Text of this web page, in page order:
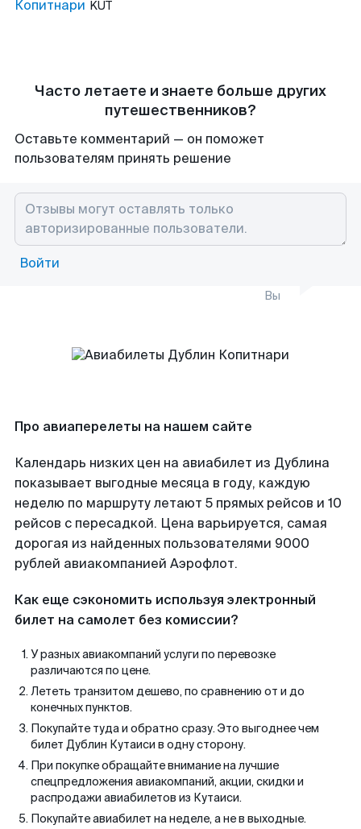
Копитнари KUT
Часто летаете и знаете больше других
путешественников?
Оставьте комментарий — он поможет
пользователям принять решение
Войти
Вы
Про авиаперелеты на нашем сайте
Календарь низких цен на авиабилет из Дублина
показывает выгодные месяца в году, каждую
неделю по маршруту летают 5 прямых рейсов и 10
рейсов с пересадкой. Цена варьируется, самая
дорогая из найденных пользователями 9000
рублей авиакомпанией Аэрофлот.
Как еще сэкономить используя электронный
билет на самолет без комиссии?
У разных авиакомпаний услуги по перевозке
различаются по цене.
Лететь транзитом дешево, по сравнению от и до
конечных пунктов.
Покупайте туда и обратно сразу. Это выгоднее чем
билет Дублин Кутаиси в одну сторону.
При покупке обращайте внимание на лучшие
спецпредложения авиакомпаний, акции, скидки и
распродажи авиабилетов из Кутаиси.
Покупайте авиабилет на неделе, а не в выходные.